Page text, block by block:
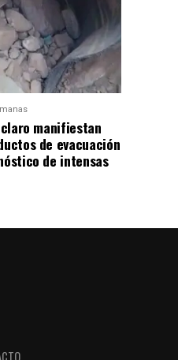
manifiestan
de evacuación
de intensas